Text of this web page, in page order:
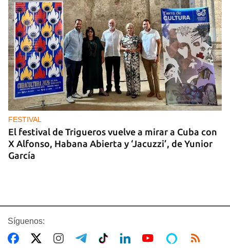
FESTIVAL
El festival de Trigueros vuelve a mirar a Cuba con
X Alfonso, Habana Abierta y ‘Jacuzzi’, de Yunior
García
Síguenos: